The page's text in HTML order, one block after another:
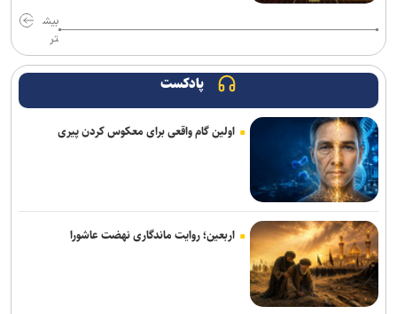
بیش
تر
پادکست
اولین گام واقعی برای معکوس کردن پیری
اربعین؛ روایت ماندگاری نهضت عاشورا